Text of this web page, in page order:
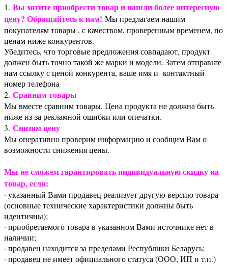
1. Вы хотите приобрести товар и нашли более интересную
цену? Обращайтесь к нам! Мы предлагаем нашим
покупателям товары , с качеством, проверенным временем, по
ценам ниже конкурентов.
Убедитесь, что торговые предложения совпадают, продукт
должен быть точно такой же марки и модели. Затем отправьте
нам ссылку с ценой конкурента, ваше имя и контактный
номер телефона
2. Сравним товары
Мы вместе сравним товары. Цена продукта не должна быть
ниже из-за рекламной ошибки или опечатки.
3. Снизим цену
Мы оперативно проверим информацию и сообщим Вам о
возможности снижения цены.
Мы не сможем гарантировать индивидуальную скидку на
товар, если:
· указанный Вами продавец реализует другую версию товара
(основные технические характеристики должны быть
идентичны);
· приобретаемого товара в указанном Вами источнике нет в
наличии;
· продавец находится за пределами Республики Беларусь;
· продавец не имеет официального статуса (ООО, ИП и т.п.)